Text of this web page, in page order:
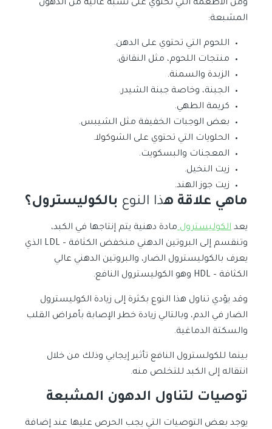
ومن الأطعمة التي تحتوي على نسبة عالية من الدهون
المشبعة:
اللحوم التي تحتوي على الدهن.
منتجات اللحوم، مثل النقانق.
الزبدة والسمنة.
الجبنة، وخاصة جبنة الشيدر.
كريمة الطهي.
بعض الوجبات الخفيفة مثل الشيبس.
الحلويات التي تحتوي على الشوكولا.
المعجنات والبسكويت.
زيت النخيل.
زيت جوز الهند.
ماهي علاقة هذا النوع بالكوليسترول؟
يعد الكوليسترولمادة دهنية يتم إنتاجها في الكبد،
وتنقسم إلى البروتين الدهني منخفض الكثافة – LDL الذي
يعرف بالكوليسترول الضار، والبروتين الدهني عالي
الكثافة – HDL وهو الكوليسترول النافع.
وقد يؤدي تناول هذا النوع بكثرة إلى زيادة الكوليسترول
الضار في الدم، وبالتالي زيادة خطر الإصابة بأمراض القلب
والسكتة الدماغية.
بينما للكولسترول النافع تأثير إيجابي وذلك من خلال
انتقاله إلى الكبد للتخلص منه.
توصيات لتناول الدهون المشبعة
يوجد بعض التوصيات التي يجب الحرص عليها عند إضافة